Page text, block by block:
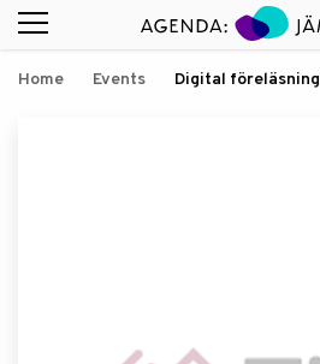
Home Events Digital föreläsning